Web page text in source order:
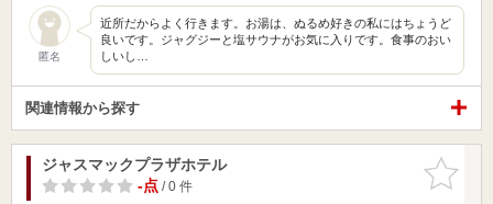
匿名
近所だからよく行きます。お湯は、ぬるめ好きの私にはちょうど
良いです。ジャグジーと塩サウナがお気に入りです。食事のおい
しいし…
関連情報から探す
お気に入
りに追加
ジャスマックプラザホテル
-点/ 0 件